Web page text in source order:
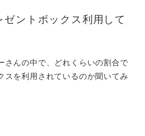
ゼントボックス利用して
さんの中で、どれくらいの割合で
スを利用されているのか聞いてみ